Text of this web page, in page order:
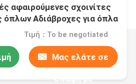
αφαιρούμενες σχοινίτες
όπλων Αδιάβροχες για όπλα
Τιμή：To be negotiated
Μας ελάτε σε
επαφή με